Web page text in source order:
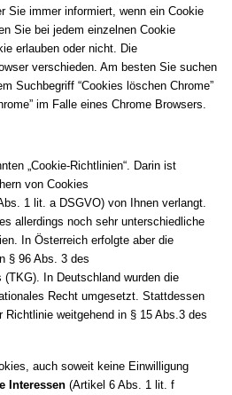
Sie immer informiert, wenn ein Cookie
Sie bei jedem einzelnen Cookie
erlauben oder nicht. Die
verschieden. Am besten Sie suchen
Suchbegriff “Cookies löschen Chrome”
im Falle eines Chrome Browsers.
„Cookie-Richtlinien“. Darin ist
von Cookies
1 lit. a DSGVO) von Ihnen verlangt.
allerdings noch sehr unterschiedliche
In Österreich erfolgte aber die
§ 96 Abs. 3 des
In Deutschland wurden die
Recht umgesetzt. Stattdessen
Richtlinie weitgehend in § 15 Abs.3 des
auch soweit keine Einwilligung
Interessen (Artikel 6 Abs. 1 lit. f